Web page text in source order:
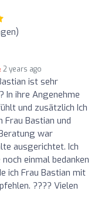
2 years ago
ist sehr
In ihre Angenehme
und zusätzlich Ich
Bastian und
war
ausgerichtet. Ich
einmal bedanken
ich Frau Bastian mit
???? Vielen